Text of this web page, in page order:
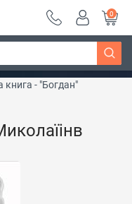
Дізнатись більше
0
книга - "Богдан"